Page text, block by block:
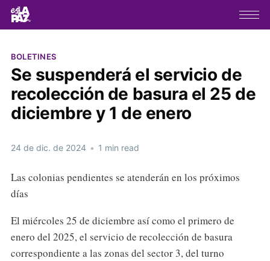
BOLETINES
Se suspenderá el servicio de
recolección de basura el 25 de
diciembre y 1 de enero
24 de dic. de 2024 • 1 min read
Las colonias pendientes se atenderán en los próximos
días
El miércoles 25 de diciembre así como el primero de
enero del 2025, el servicio de recolección de basura
correspondiente a las zonas del sector 3, del turno